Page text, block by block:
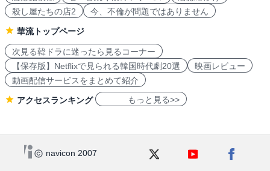
殺し屋たちの店2
今、不倫が問題ではありません
華流トップページ
次見る韓ドラに迷ったら見るコーナー
【保存版】Netflixで見られる韓国時代劇20選
映画レビュー
動画配信サービスをまとめて紹介
アクセスランキング もっと見る>>
navicon 2007